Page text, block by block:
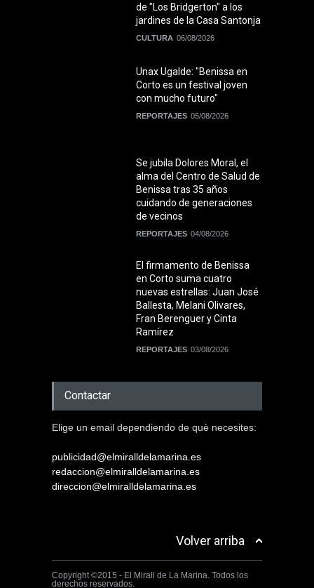
de "Los Bridgerton" a los
jardines de la Casa Santonja
CULTURA 06/08/2026
Unax Ugalde: "Benissa en
Corto es un festival joven
con mucho futuro"
REPORTAJES 05/08/2026
Se jubila Dolores Moral, el
alma del Centro de Salud de
Benissa tras 35 años
cuidando de generaciones
de vecinos
REPORTAJES 04/08/2026
El firmamento de Benissa
en Corto suma cuatro
nuevas estrellas: Juan José
Ballesta, Melani Olivares,
Fran Berenguer y Cinta
Ramírez
REPORTAJES 03/08/2026
Contactar
Elige un email dependiendo de què necesites:
publicidad@elmiralldelamarina.es
redaccion@elmiralldelamarina.es
direccion@elmiralldelamarina.es
Volver arriba
Copyright ©2015 - El Mirall de La Marina. Todos los
derechos reservados.